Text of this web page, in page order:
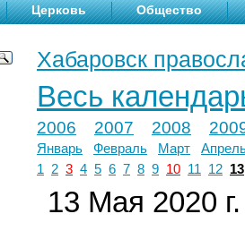
Церковь Общество
Хабаровск
Весь
2006 2007 2008
Январь Февраль Март
1
2 3 4 5 6 7 8 9 10 11 12 13
13 Мая 2020 г.